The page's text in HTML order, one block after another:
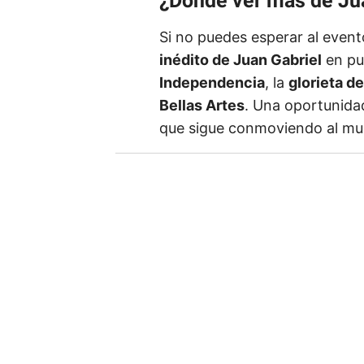
Si no puedes esperar al
inédito de Juan Gabriel en
Independencia, la glorieta
Bellas Artes. Una
que sigue conmoviendo al